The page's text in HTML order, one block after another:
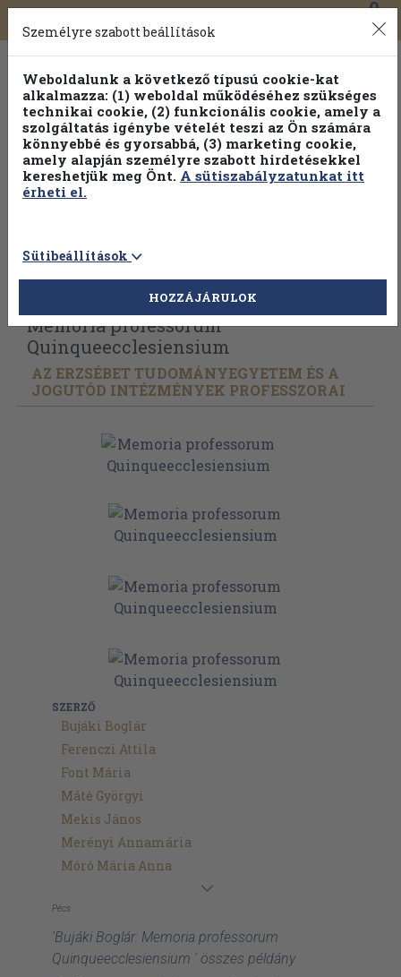
Toggle
navigation
0
Válogasson több mint 1.000.000 kiadványunk közül
100% kedvezménnyel!
Vissza az előző oldalra Válasszon példányt
Memoria professorum
Quinqueecclesiensium
AZ ERZSÉBET TUDOMÁNYEGYETEM ÉS A
JOGUTÓD INTÉZMÉNYEK PROFESSZORAI
SZERZŐ
Bujáki Boglár
Ferenczi Attila
Font Mária
Máté Györgyi
Mekis János
Merényi Annamária
Móró Mária Anna
Pécs
'Bujáki Boglár: Memoria professorum
Quinqueecclesiensium ' összes példány
Személyre szabott beállítások
Weboldalunk a következő típusú cookie-kat
alkalmazza: (1) weboldal működéséhez szükséges
technikai cookie, (2) funkcionális cookie, amely a
szolgáltatás igénybe vételét teszi az Ön számára
könnyebbé és gyorsabbá, (3) marketing cookie,
amely alapján személyre szabott hirdetésekkel
kereshetjük meg Önt. A sütiszabályzatunkat itt
érheti el.
Sütibeállítások
HOZZÁJÁRULOK